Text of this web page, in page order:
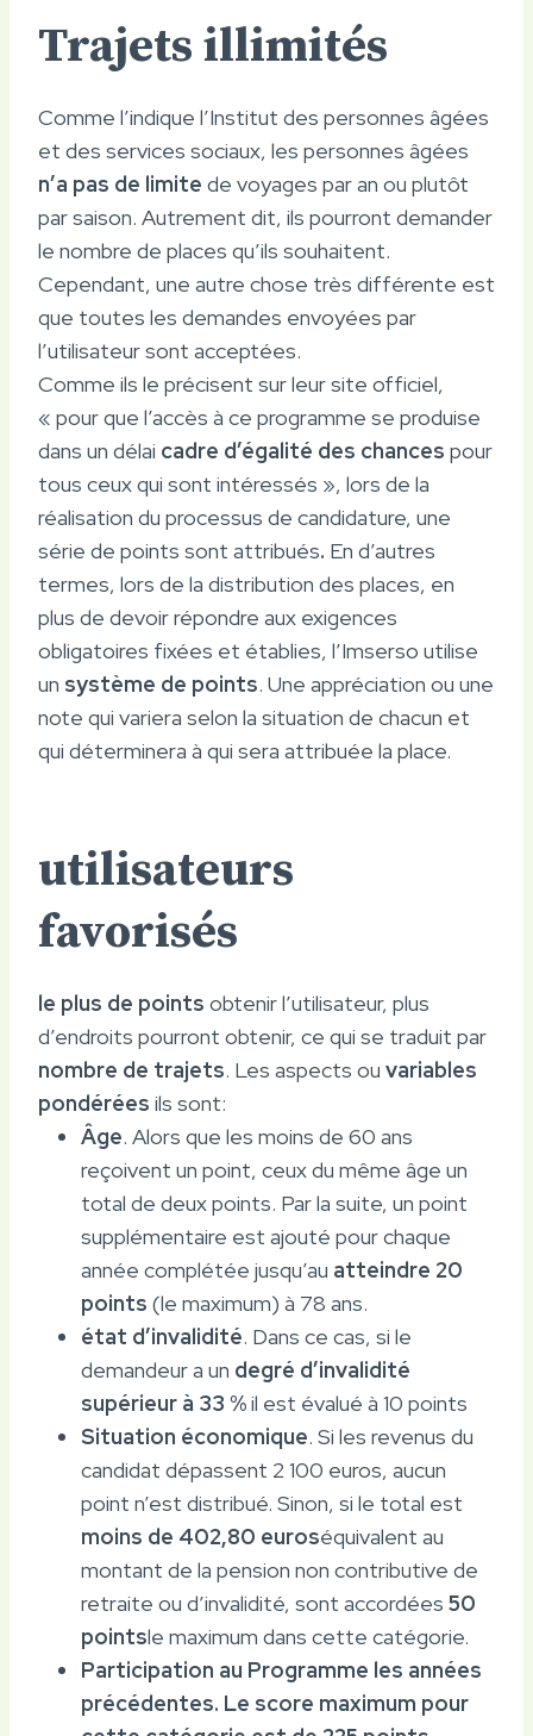
Trajets illimités
Comme l’indique l’Institut des personnes âgées
et des services sociaux, les personnes âgées
n’a pas de limite de voyages par an ou plutôt
par saison. Autrement dit, ils pourront demander
le nombre de places qu’ils souhaitent.
Cependant, une autre chose très différente est
que toutes les demandes envoyées par
l’utilisateur sont acceptées.
Comme ils le précisent sur leur site officiel,
« pour que l’accès à ce programme se produise
dans un délai cadre d’égalité des chances pour
tous ceux qui sont intéressés », lors de la
réalisation du processus de candidature, une
série de points sont attribués. En d’autres
termes, lors de la distribution des places, en
plus de devoir répondre aux exigences
obligatoires fixées et établies, l’Imserso utilise
un système de points. Une appréciation ou une
note qui variera selon la situation de chacun et
qui déterminera à qui sera attribuée la place.
utilisateurs
favorisés
le plus de points obtenir l’utilisateur, plus
d’endroits pourront obtenir, ce qui se traduit par
nombre de trajets. Les aspects ou variables
pondérées ils sont:
Âge. Alors que les moins de 60 ans
reçoivent un point, ceux du même âge un
total de deux points. Par la suite, un point
supplémentaire est ajouté pour chaque
année complétée jusqu’au atteindre 20
points (le maximum) à 78 ans.
état d’invalidité. Dans ce cas, si le
demandeur a un degré d’invalidité
supérieur à 33 %il est évalué à 10 points
Situation économique. Si les revenus du
candidat dépassent 2 100 euros, aucun
point n’est distribué. Sinon, si le total est
moins de 402,80 euroséquivalent au
montant de la pension non contributive de
retraite ou d’invalidité, sont accordées 50
pointsle maximum dans cette catégorie.
Participation au Programme les années
précédentes. Le score maximum pour